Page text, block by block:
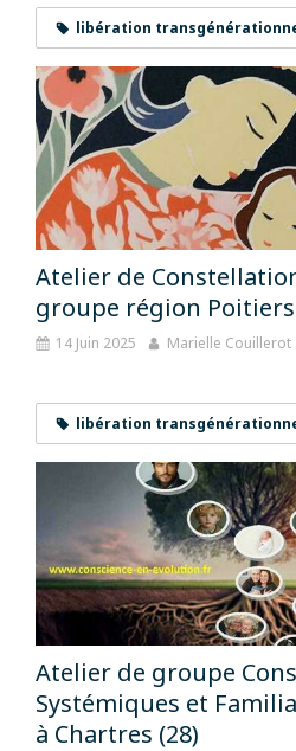
libération
Atelier de
groupe région Poitiers
14 Juin 2025 Marielle Couillerot
libération
Atelier de groupe
Systémiques et
à Chartres (28)